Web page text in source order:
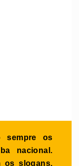
sempre os
nacional.
os slogans,